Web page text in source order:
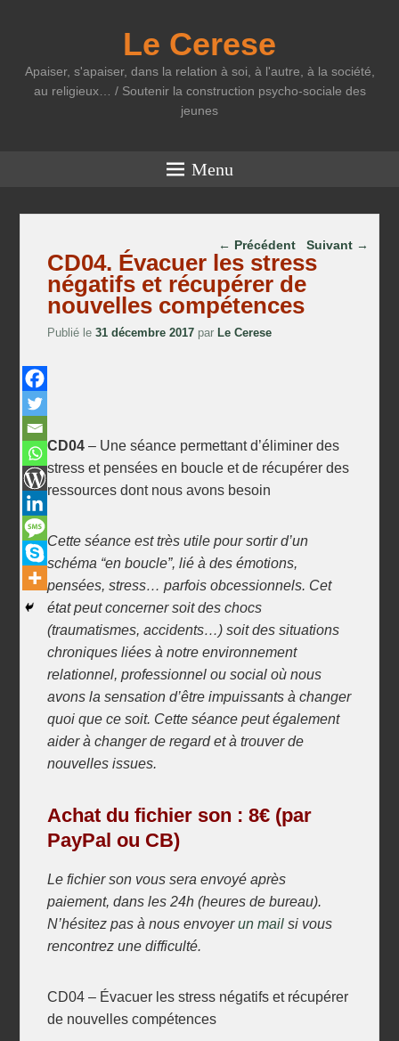
Le Cerese
Apaiser, s'apaiser, dans la relation à soi, à l'autre, à la société,
au religieux… / Soutenir la construction psycho-sociale des
jeunes
Menu
Parcourir les articles
← Précédent Suivant →
CD04. Évacuer les stress
négatifs et récupérer de
nouvelles compétences
Publié le31 décembre 2017 parLe Cerese
CD04 – Une séance permettant d’éliminer des
stress et pensées en boucle et de récupérer des
ressources dont nous avons besoin
Cette séance est très utile pour sortir d’un
schéma “en boucle”, lié à des émotions,
pensées, stress… parfois obcessionnels. Cet
état peut concerner soit des chocs
(traumatismes, accidents…) soit des situations
chroniques liées à notre environnement
relationnel, professionnel ou social où nous
avons la sensation d’être impuissants à changer
quoi que ce soit. Cette séance peut également
aider à changer de regard et à trouver de
nouvelles issues.
Achat du fichier son : 8€ (par
PayPal ou CB)
Le fichier son vous sera envoyé après
paiement, dans les 24h (heures de bureau).
N’hésitez pas à nous envoyerun mail si vous
rencontrez une difficulté.
CD04 – Évacuer les stress négatifs et récupérer
de nouvelles compétences